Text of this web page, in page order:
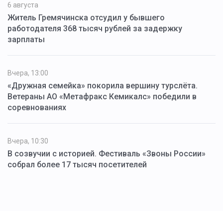
6 августа
Житель Гремячинска отсудил у бывшего
работодателя 368 тысяч рублей за задержку
зарплаты
Вчера, 13:00
«Дружная семейка» покорила вершину турслёта.
Ветераны АО «Метафракс Кемикалс» победили в
соревнованиях
Вчера, 10:30
В созвучии с историей. Фестиваль «Звоны России»
собрал более 17 тысяч посетителей